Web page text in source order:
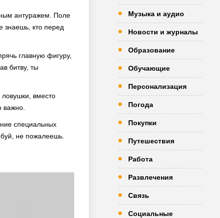
антуражем. Поле
знаешь, кто перед
главную фигуру,
битву, ты
вместо
важно.
специальных
не пожалеешь.
Музыка и аудио
Новости и журналы
Образование
Обучающие
Персонализация
Погода
Покупки
Путешествия
Работа
Развлечения
Связь
Социальные